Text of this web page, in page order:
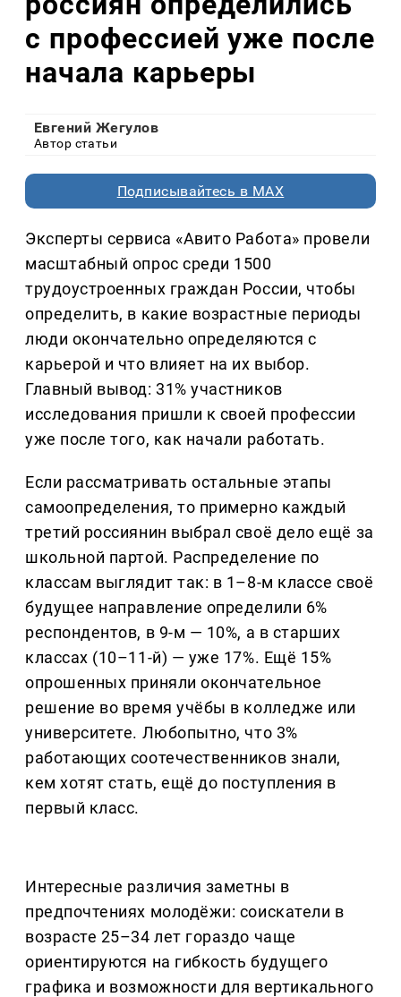
с профессией уже после
начала карьеры
Евгений Жегулов
Автор статьи
Подписывайтесь в MAX
Эксперты сервиса «Авито Работа» провели
масштабный опрос среди 1500
трудоустроенных граждан России, чтобы
определить, в какие возрастные периоды
люди окончательно определяются с
карьерой и что влияет на их выбор.
Главный вывод: 31% участников
исследования пришли к своей профессии
уже после того, как начали работать.
Если рассматривать остальные этапы
самоопределения, то примерно каждый
третий россиянин выбрал своё дело ещё за
школьной партой. Распределение по
классам выглядит так: в 1–8-м классе своё
будущее направление определили 6%
респондентов, в 9-м — 10%, а в старших
классах (10–11-й) — уже 17%. Ещё 15%
опрошенных приняли окончательное
решение во время учёбы в колледже или
университете. Любопытно, что 3%
работающих соотечественников знали,
кем хотят стать, ещё до поступления в
первый класс.
Интересные различия заметны в
предпочтениях молодёжи: соискатели в
возрасте 25–34 лет гораздо чаще
ориентируются на гибкость будущего
графика и возможности для вертикального